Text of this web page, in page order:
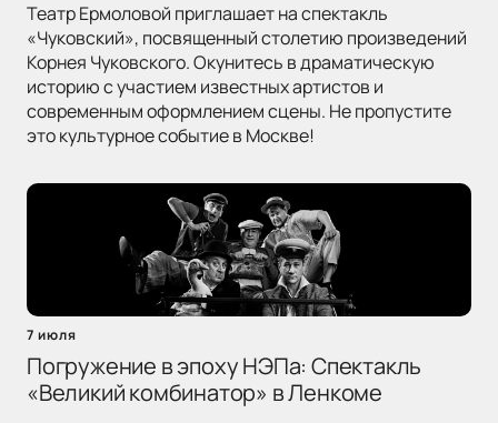
Театр Ермоловой приглашает на спектакль
«Чуковский», посвященный столетию произведений
Корнея Чуковского. Окунитесь в драматическую
историю с участием известных артистов и
современным оформлением сцены. Не пропустите
это культурное событие в Москве!
7 июля
Погружение в эпоху НЭПа: Спектакль
«Великий комбинатор» в Ленкоме